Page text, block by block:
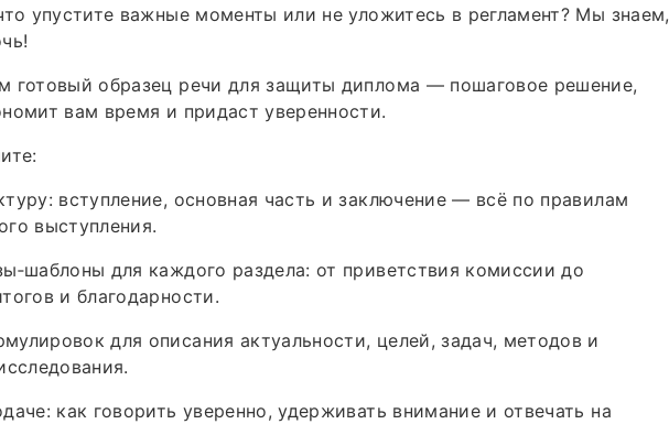
упустите важные моменты или не уложитесь в регламент? Мы знаем,
готовый образец речи для защиты диплома — пошаговое решение,
вам время и придаст уверенности.
вступление, основная часть и заключение — всё по правилам
выступления.
для каждого раздела: от приветствия комиссии до
и благодарности.
для описания актуальности, целей, задач, методов и
как говорить уверенно, удерживать внимание и отвечать на